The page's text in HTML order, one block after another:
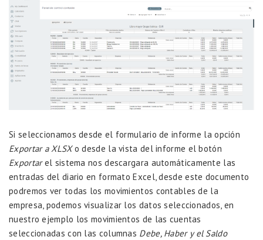
Si seleccionamos desde el formulario de informe la opción
Exportar a XLSXo desde la vista del informe el botón
Exportarel sistema nos descargara automáticamente las
entradas del diario en formato Excel, desde este documento
podremos ver todas los movimientos contables de la
empresa, podemos visualizar los datos seleccionados, en
nuestro ejemplo los movimientos de las cuentas
seleccionadas con las columnas Debe, Haber y el Saldo